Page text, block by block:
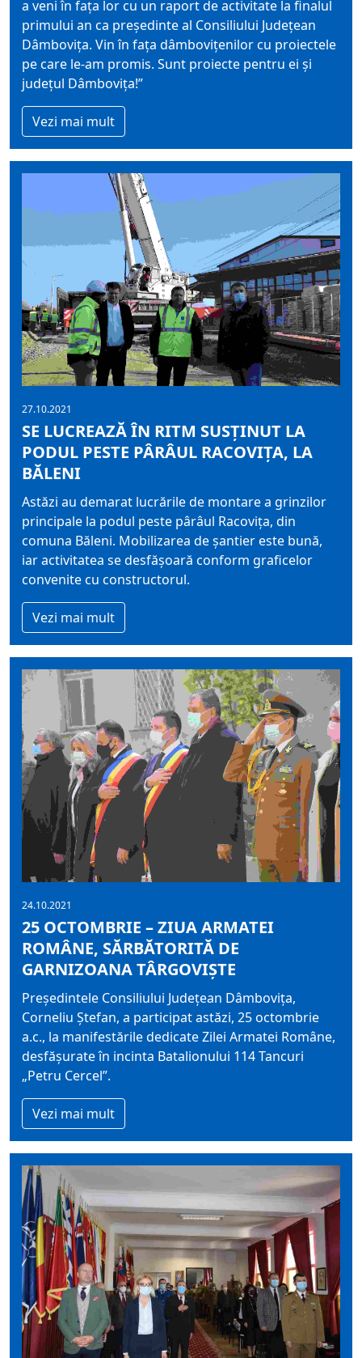
a veni în fața lor cu un raport de activitate la finalul
primului an ca președinte al Consiliului Județean
Dâmbovița. Vin în fața dâmbovițenilor cu proiectele
pe care le-am promis. Sunt proiecte pentru ei și
județul Dâmbovița!”
Vezi mai mult
27.10.2021
SE LUCREAZĂ ÎN RITM SUSȚINUT LA
PODUL PESTE PÂRÂUL RACOVIȚA, LA
BĂLENI
Astăzi au demarat lucrările de montare a grinzilor
principale la podul peste pârâul Racovița, din
comuna Băleni. Mobilizarea de șantier este bună,
iar activitatea se desfășoară conform graficelor
convenite cu constructorul.
Vezi mai mult
24.10.2021
25 OCTOMBRIE – ZIUA ARMATEI
ROMÂNE, SĂRBĂTORITĂ DE
GARNIZOANA TÂRGOVIȘTE
Președintele Consiliului Județean Dâmbovița,
Corneliu Ștefan, a participat astăzi, 25 octombrie
a.c., la manifestările dedicate Zilei Armatei Române,
desfășurate în incinta Batalionului 114 Tancuri
„Petru Cercel”.
Vezi mai mult